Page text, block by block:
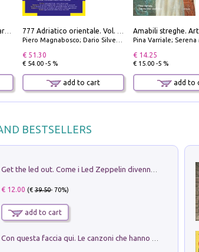
Piero Magnabosco; Dario Silvestro; Marco Sbrizzi
€ 51.30
€ 54.00 -5 %
add to cart
Pina Varriale; Serena
€ 14.25
€ 15.00 -5 %
add to
BESTSELLERS
€ 12.00 (€39.50- 70%)
add to cart